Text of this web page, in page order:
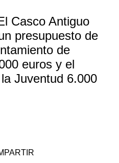
Casco Antiguo
presupuesto de
de
euros y el
Juventud 6.000